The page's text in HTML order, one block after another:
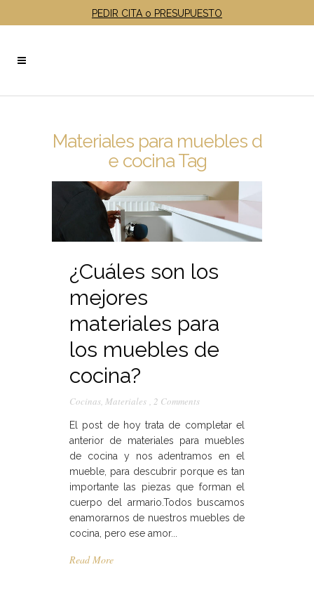
PEDIR CITA o PRESUPUESTO
Materiales para muebles d
e cocina Tag
¿Cuáles son los
mejores
materiales para
los muebles de
cocina?
Cocinas, Materiales , 2 Comments
El post de hoy trata de completar el
anterior de materiales para muebles
de cocina y nos adentramos en el
mueble, para descubrir porque es tan
importante las piezas que forman el
cuerpo del armario.Todos buscamos
enamorarnos de nuestros muebles de
cocina, pero ese amor...
Read More